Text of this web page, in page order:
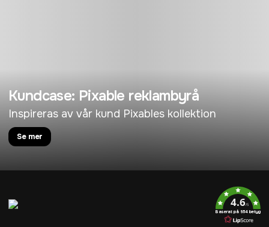
Kundcase: Pixable reklambyrå
Inspireras av vår kund Pixables kollektion
Se mer
4.6/5
Baserat på 954 betyg